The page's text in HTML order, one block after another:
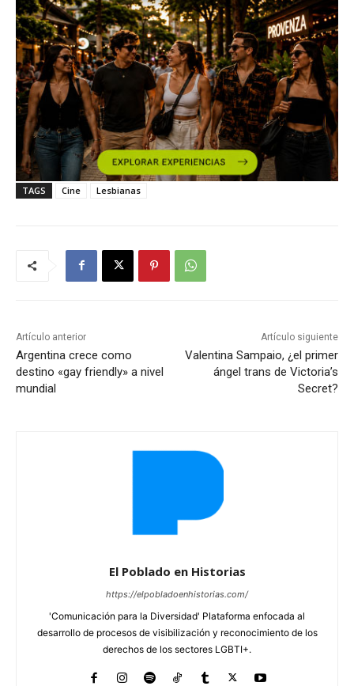
TAGS Cine Lesbianas
Artículo anterior
Argentina crece como
destino «gay friendly» a nivel
mundial
Artículo siguiente
Valentina Sampaio, ¿el primer
ángel trans de Victoria’s
Secret?
El Poblado en Historias
https://elpobladoenhistorias.com/
'Comunicación para la Diversidad' Plataforma enfocada al
desarrollo de procesos de visibilización y reconocimiento de los
derechos de los sectores LGBTI+.